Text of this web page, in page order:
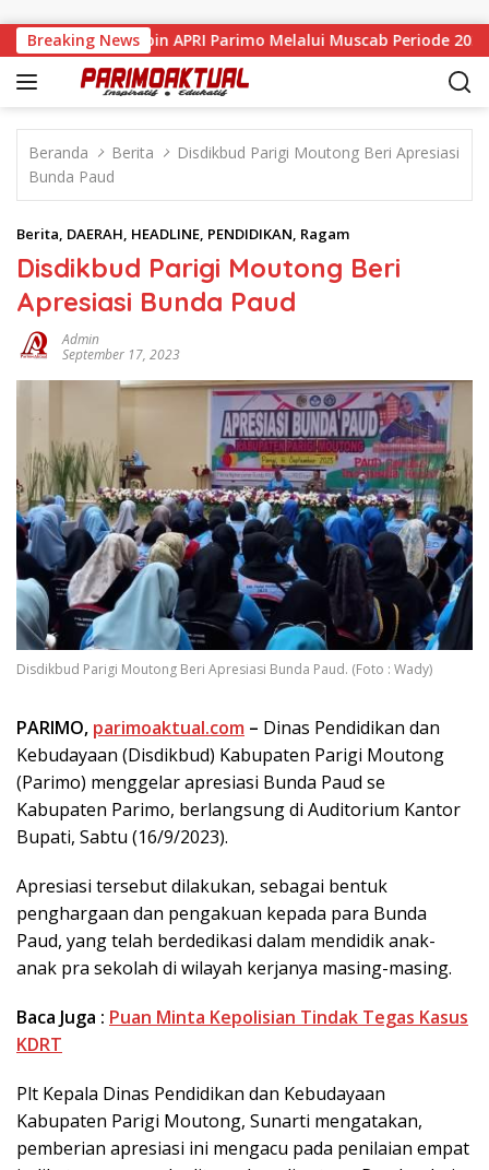
Breaking News
Resmi Pimpin APRI Parimo Melalui Muscab Periode
Beranda Berita
Disdikbud Parigi Moutong Beri Apresiasi
Bunda Paud
Berita, DAERAH, HEADLINE, PENDIDIKAN, Ragam
Disdikbud Parigi Moutong Beri
Apresiasi Bunda Paud
Admin
September 17, 2023
Disdikbud Parigi Moutong Beri Apresiasi Bunda Paud. (Foto : Wady)
PARIMO, parimoaktual.com – Dinas Pendidikan dan
Kebudayaan (Disdikbud) Kabupaten Parigi Moutong
(Parimo) menggelar apresiasi Bunda Paud se
Kabupaten Parimo, berlangsung di Auditorium Kantor
Bupati, Sabtu (16/9/2023).
Apresiasi tersebut dilakukan, sebagai bentuk
penghargaan dan pengakuan kepada para Bunda
Paud, yang telah berdedikasi dalam mendidik anak-
anak pra sekolah di wilayah kerjanya masing-masing.
Baca Juga : Puan Minta Kepolisian Tindak Tegas Kasus
KDRT
Plt Kepala Dinas Pendidikan dan Kebudayaan
Kabupaten Parigi Moutong, Sunarti mengatakan,
pemberian apresiasi ini mengacu pada penilaian empat